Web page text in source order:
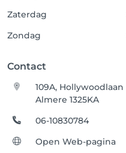
Zaterdag
Zondag
Contact
109A, Hollywoodlaan
Almere 1325KA
06-10830784
Open Web-pagina